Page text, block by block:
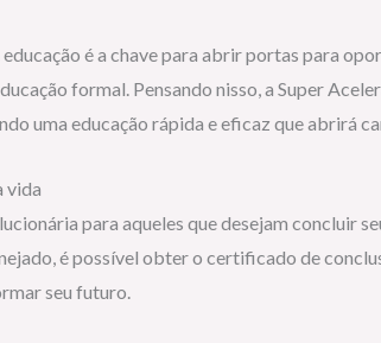
é a chave para abrir portas para
formal. Pensando nisso, a Super
uma educação rápida e eficaz que abrirá
vida
para aqueles que desejam concluir
é possível obter o certificado de
seu futuro.